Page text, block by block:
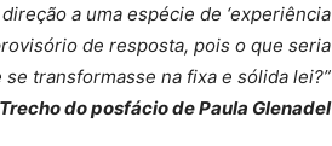
a uma espécie de ‘experiência
de resposta, pois o que seria
transformasse na fixa e sólida lei?”
Trecho do posfácio de Paula Glenadel